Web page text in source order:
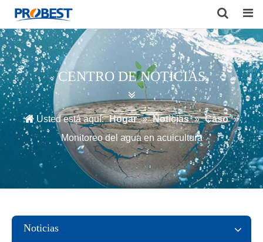
Search
CENTRO DE NOTICIAS
Usted está aquí: Hogar » Noticias » Caso »
Monitoreo del agua en acuicultura
Noticias